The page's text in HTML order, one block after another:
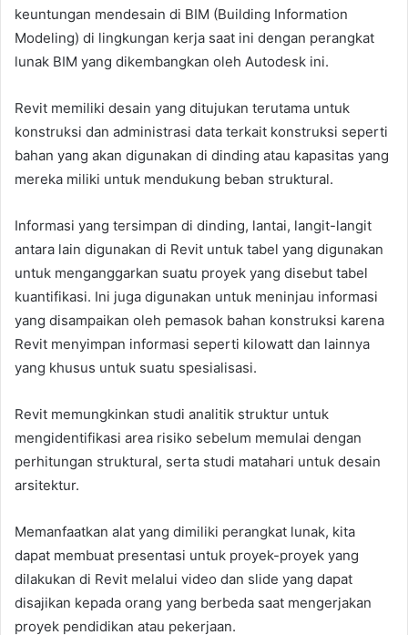
keuntungan mendesain di BIM (Building Information
Modeling) di lingkungan kerja saat ini dengan perangkat
lunak BIM yang dikembangkan oleh Autodesk ini.
Revit memiliki desain yang ditujukan terutama untuk
konstruksi dan administrasi data terkait konstruksi seperti
bahan yang akan digunakan di dinding atau kapasitas yang
mereka miliki untuk mendukung beban struktural.
Informasi yang tersimpan di dinding, lantai, langit-langit
antara lain digunakan di Revit untuk tabel yang digunakan
untuk menganggarkan suatu proyek yang disebut tabel
kuantifikasi. Ini juga digunakan untuk meninjau informasi
yang disampaikan oleh pemasok bahan konstruksi karena
Revit menyimpan informasi seperti kilowatt dan lainnya
yang khusus untuk suatu spesialisasi.
Revit memungkinkan studi analitik struktur untuk
mengidentifikasi area risiko sebelum memulai dengan
perhitungan struktural, serta studi matahari untuk desain
arsitektur.
Memanfaatkan alat yang dimiliki perangkat lunak, kita
dapat membuat presentasi untuk proyek-proyek yang
dilakukan di Revit melalui video dan slide yang dapat
disajikan kepada orang yang berbeda saat mengerjakan
proyek pendidikan atau pekerjaan.